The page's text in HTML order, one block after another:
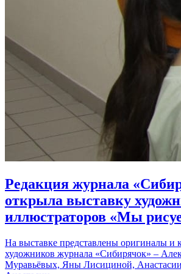
Редакция журнала
открыла выставку
иллюстраторов «Мы
На выставке представлены оригиналы и
художников журнала «Сибирячок» –
Муравьёвых, Яны Лисициной,